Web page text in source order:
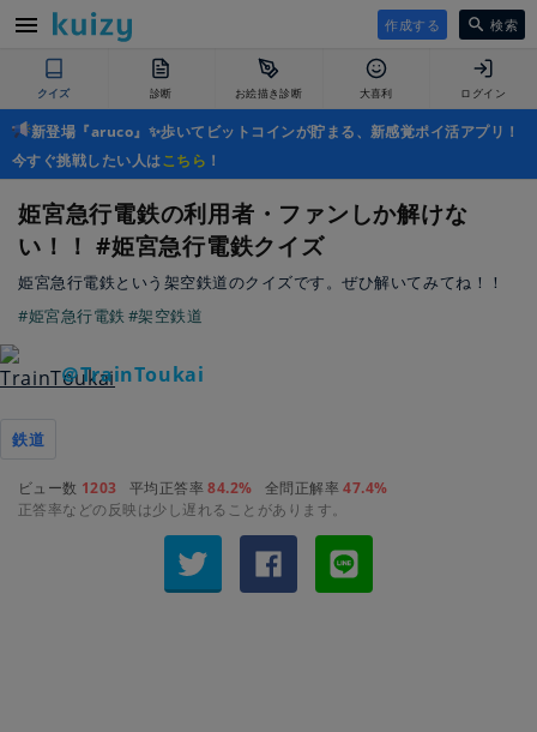
作成する 検索
クイズ 診断 お絵描き診断 大喜利 ログイン
新登場『aruco』✨歩いてビットコインが貯まる、新感覚ポイ活アプリ！
今すぐ挑戦したい人はこちら ！
姫宮急行電鉄の利用者・ファンしか解けな
い！！ #姫宮急行電鉄クイズ
姫宮急行電鉄という架空鉄道のクイズです。ぜひ解いてみてね！！
#姫宮急行電鉄 #架空鉄道
＠TrainToukai
鉄道
ビュー数 1203 平均正答率84.2% 全問正解率47.4%
正答率などの反映は少し遅れることがあります。